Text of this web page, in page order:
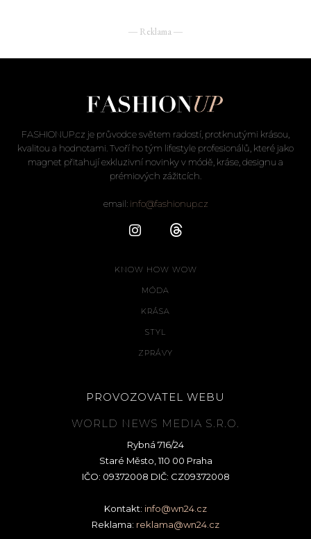
― Reklama ―
FASHIONUP.cz je průvodce světem radostí, protknutými krásou,
kvalitou a hodnotami. Tvoří ho tým lifestyle profesionálů, které jako
magnet přitahují exkluzivní novinky v módě, kráse, designu a
prémiových zážitcích.
email: info@fashionup.cz
KNOW HOW WOW
MÓDA
KRÁSA
STYL
ZPRÁVY
PROVOZOVATEL WEBU
WORLD NEWS MEDIA S.R.O.
Rybná 716/24
Staré Město, 110 00 Praha
IČO: 09372008 DIČ: CZ09372008
Kontakt: info@wn24.cz
Reklama: reklama@wn24.cz